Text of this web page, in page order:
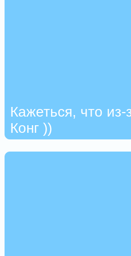
Кажеться, что
Конг ))